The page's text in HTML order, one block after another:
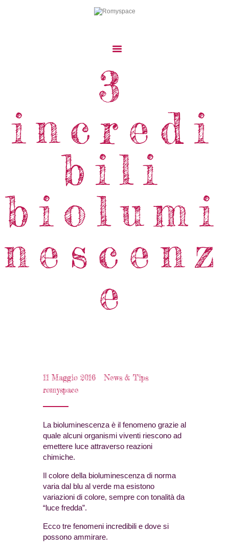
3
incredi
bili
biolumi
nescenz
e
Storie Di Viaggio
Cibo Dal Mondo
Viaggia Con Noi
News & Tips
Chi Siamo
Contatti
11 Maggio 2016
News & Tips
romyspace
La bioluminescenza è il fenomeno grazie al
quale alcuni organismi viventi riescono ad
emettere luce attraverso reazioni
chimiche.
Il colore della bioluminescenza di norma
varia dal blu al verde ma esistono
variazioni di colore, sempre con tonalità da
“luce fredda”.
Ecco tre fenomeni incredibili e dove si
possono ammirare.